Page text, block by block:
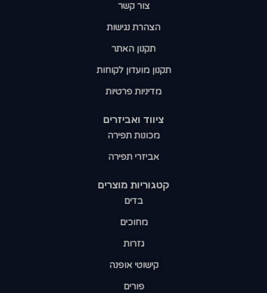
קטגוריות מוצרים​
בדים
מחוכים
גזרות
קישוטי אופנה
פורים
ציווד ואביזרים
מכונות תפירה
אביזרי תפירה
צור קשר
הצהרת נגישות
תקנון האתר
תקנון מועדון לקוחות
מדיניות פרטיות